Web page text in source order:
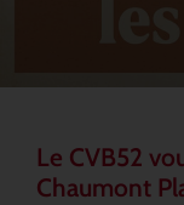
Le CVB52
Chaumont